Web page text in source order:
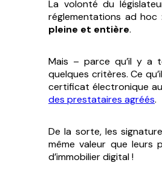
La volonté du
réglementations ad hoc
pleine et entière.
Mais – parce qu’il y a
quelques critères. Ce
certificat électronique
des prestataires agréés.
De la sorte, les
même valeur que leurs
d’immobilier digital !